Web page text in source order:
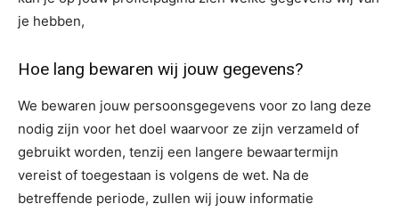
je hebben,
Hoe lang bewaren wij jouw gegevens?
We bewaren jouw persoonsgegevens voor zo lang deze
nodig zijn voor het doel waarvoor ze zijn verzameld of
gebruikt worden, tenzij een langere bewaartermijn
vereist of toegestaan is volgens de wet. Na de
betreffende periode, zullen wij jouw informatie